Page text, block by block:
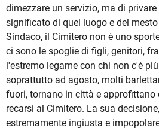
dimezzare un servizio, ma di
significato di quel luogo e del
Sindaco, il Cimitero non è uno
ci sono le spoglie di figli, genitori,
l'estremo legame con chi non c'è
soprattutto ad agosto, molti
fuori, tornano in città e approfittano
recarsi al Cimitero. La sua
estremamente ingiusta e